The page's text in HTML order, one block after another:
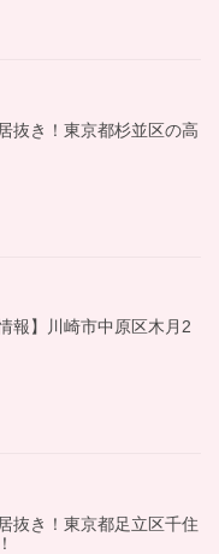
抜き！東京都杉並区の高
報】川崎市中原区木月2
抜き！東京都足立区千住